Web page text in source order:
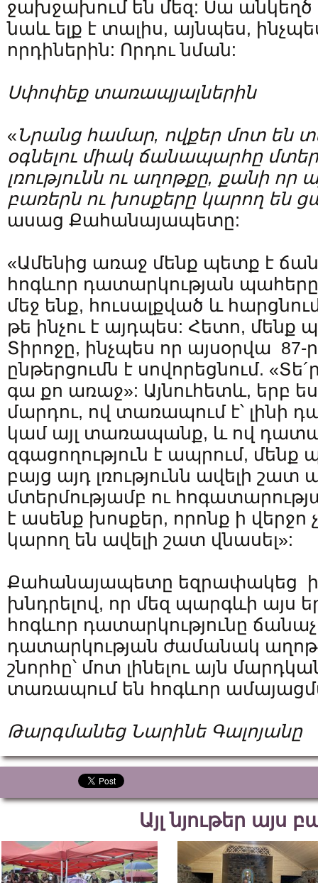
ջախջախում են մեզ: Սա անկեղծ
նաև ելք է տալիս, այնպես,
որդիներին: Որդու նման:
Սփոփեք տառապյալներին
«Նրանց համար, ովքեր մոտ են
օգնելու միակ ճանապարհը
լռությունն ու աղոթքը, քանի որ
բառերն ու խոսքերը կարող են
ասաց Քահանայապետը:
«Ամենից առաջ մենք պետք է
հոգևոր դատարկության
մեջ ենք, հուսալքված և
թե ինչու է այդպես: Հետո, մենք
Տիրոջը, ինչպես որ այսօրվա 87-
ընթերցումն է սովորեցնում.
գա քո առաջ»: Այնուհետև, երբ
մարդու, ով տառապում է՝ լինի
կամ այլ տառապանք, և ով
զգացողություն է ապրում, մենք
բայց այդ լռությունն ավելի շատ
մտերմությամբ ու
է ասենք խոսքեր, որոնք ի վերջո
կարող են ավելի շատ վնասել»:
Քահանայապետը եզրափակեց իր
խնդրելով, որ մեզ պարգևի այս
հոգևոր դատարկությունը
դատարկության ժամանակ
շնորհը՝ մոտ լինելու այն
տառապում են հոգևոր
Թարգմանեց Նարինե Գալոյանը
Այլ նյութեր այս